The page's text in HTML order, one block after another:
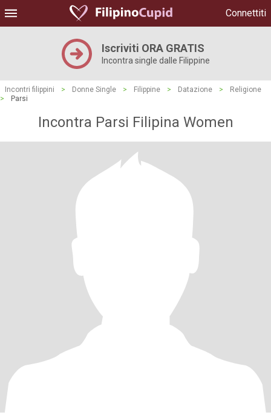
Connettiti
Iscriviti ORA GRATIS
Incontra single dalle Filippine
Incontri filippini > Donne Single > Filippine > Datazione >
Religione
>
Parsi
Incontra Parsi Filipina Women